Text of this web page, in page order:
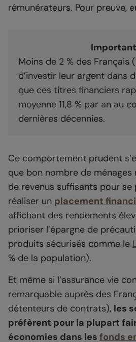
rémunérateurs. Pour preuve,
Important
Moins de 2 % des Français
d’investir leur argent dans
que ces titres financiers
moyenne 11,8 % par an au
dernières décennies.
Ce comportement prudent
que bon nombre de ménages
de revenus suffisants pour
réaliser un placement
affichant des rendements
prioriser l’épargne de
produits sécurisés comme le
% de la population).
Et même si l’assurance vie
remarquable auprès des
détenteurs de contrats), les
préfèrent pour la plupart
économies dans les fonds